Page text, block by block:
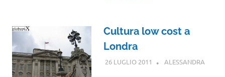
Cultura low cost a
Londra
26 LUGLIO 2011 ALESSANDRA